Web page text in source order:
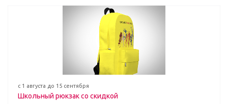
с 1 августа до 15 сентября
Школьный рюкзак со скидкой